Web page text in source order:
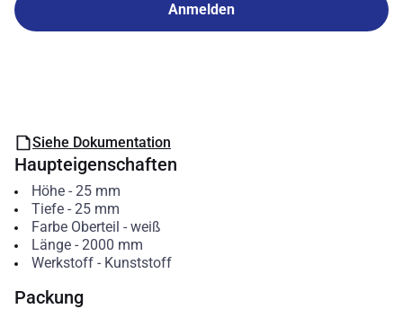
Anmelden
Siehe Dokumentation
Haupteigenschaften
Höhe- 25 mm
Tiefe- 25 mm
Farbe Oberteil - weiß
Länge- 2000 mm
Werkstoff- Kunststoff
Packung